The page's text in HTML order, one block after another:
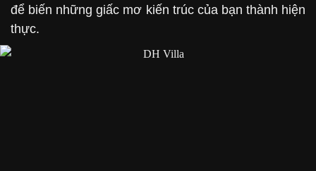
để biến những giấc mơ kiến trúc của bạn thành hiện
thực.